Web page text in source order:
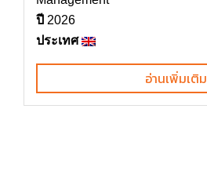
ปี 2026
ประเทศ
อ่านเพิ่มเติม